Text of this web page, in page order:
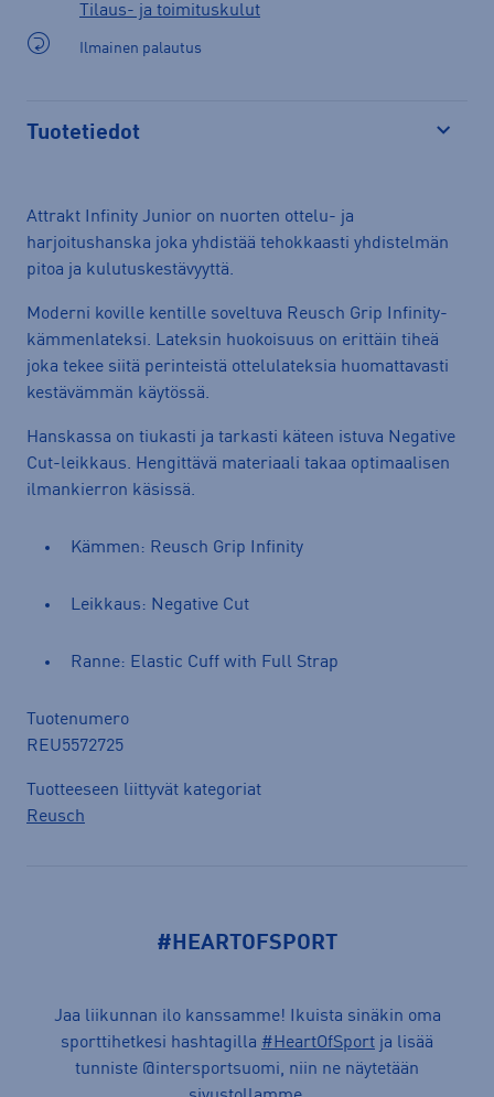
Tilaus- ja toimituskulut
Ilmainen palautus
Tuotetiedot
Attrakt Infinity Junior on nuorten ottelu- ja
harjoitushanska joka yhdistää tehokkaasti yhdistelmän
pitoa ja kulutuskestävyyttä.
Moderni koville kentille soveltuva Reusch Grip Infinity-
kämmenlateksi. Lateksin huokoisuus on erittäin tiheä
joka tekee siitä perinteistä ottelulateksia huomattavasti
kestävämmän käytössä.
Hanskassa on tiukasti ja tarkasti käteen istuva Negative
Cut-leikkaus. Hengittävä materiaali takaa optimaalisen
ilmankierron käsissä.
Kämmen: Reusch Grip Infinity
Leikkaus: Negative Cut
Ranne: Elastic Cuff with Full Strap
Tuotenumero
REU5572725
Tuotteeseen liittyvät kategoriat
Reusch
#HEARTOFSPORT
Jaa liikunnan ilo kanssamme! Ikuista sinäkin oma
sporttihetkesi hashtagilla #HeartOfSport ja lisää
tunniste @intersportsuomi, niin ne näytetään